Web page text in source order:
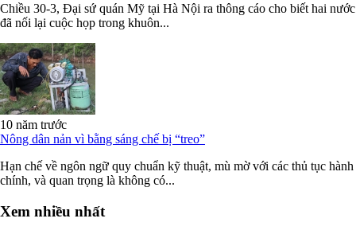
Chiều 30-3, Đại sứ quán Mỹ tại Hà Nội ra thông cáo cho biết hai nước
đã nối lại cuộc họp trong khuôn...
10 năm trước
Nông dân nản vì bằng sáng chế bị “treo”
Hạn chế về ngôn ngữ quy chuẩn kỹ thuật, mù mờ với các thủ tục hành
chính, và quan trọng là không có...
Xem nhiều nhất